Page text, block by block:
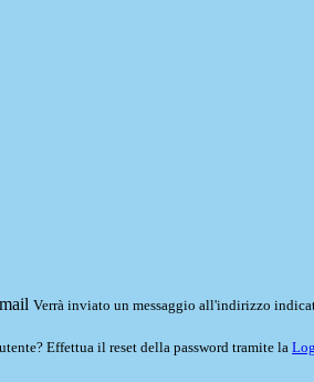
Verrà inviato un messaggio all'indirizzo
Effettua il reset della password tramite la